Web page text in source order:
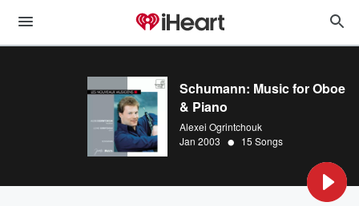
Schumann: Music for Oboe
& Piano
Alexei Ogrintchouk
Jan 2003 • 15 Songs